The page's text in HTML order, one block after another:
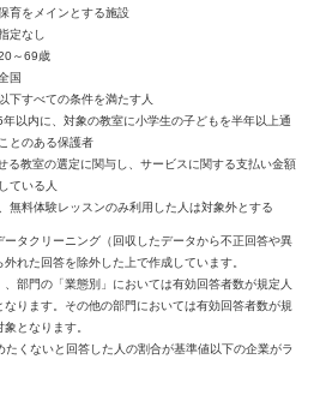
育をメインとする施設
定なし
～69歳
国
下すべての条件を満たす人
年以内に、対象の教室に小学生の子どもを半年以上通
とのある保護者
る教室の選定に関与し、サービスに関する支払い金額
ている人
無料体験レッスンのみ利用した人は対象外とする
タクリーニング（回収したデータから不正回答や異
れた回答を除外した上で作成しています。
部門の「業態別」においては有効回答者数が規定人
ります。その他の部門においては有効回答者数が規
となります。
くないと回答した人の割合が基準値以下の企業がラ